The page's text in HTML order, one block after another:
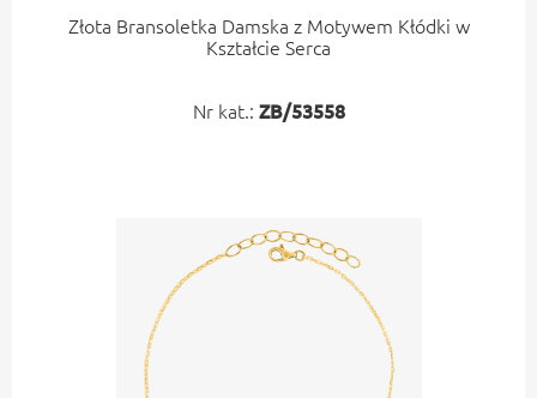
Złota Bransoletka Damska z Motywem Kłódki w
Kształcie Serca
Nr kat.: ZB/53558